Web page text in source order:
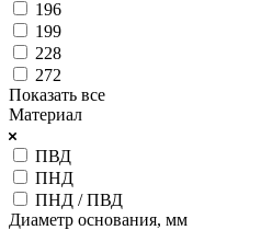
196
199
228
272
Показать все
Материал
ПВД
ПНД
ПНД / ПВД
Диаметр основания, мм